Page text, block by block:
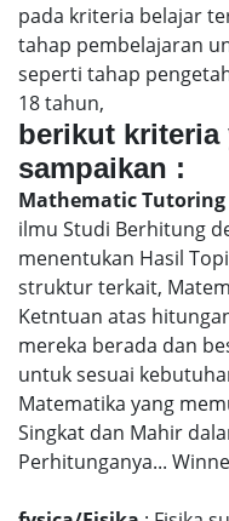
pada kriteria belajar
tahap pembelajaran
seperti tahap
18 tahun,
berikut kriteria
sampaikan :
Mathematic Tutoring
ilmu Studi Berhitung
menentukan Hasil
struktur terkait,
Ketntuan atas
mereka berada dan
untuk sesuai
Matematika yang
Singkat dan Mahir
Perhitunganya...